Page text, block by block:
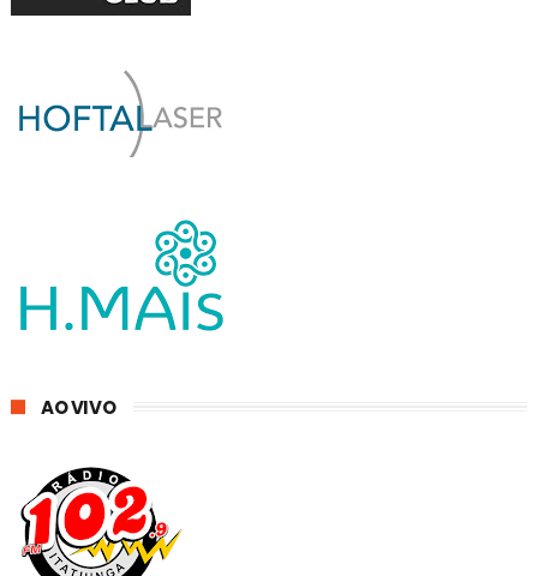
AO VIVO